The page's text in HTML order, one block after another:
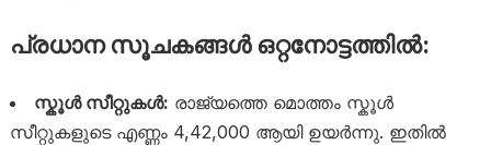
പ്രധാന സൂചകങ്ങൾ ഒറ്റനോട്ടത്തിൽ:
സ്കൂൾ സീറ്റുകൾ: രാജ്യത്തെ മൊത്തം സ്കൂൾ
സീറ്റുകളുടെ എണ്ണം 4,42,000 ആയി ഉയർന്നു. ഇതിൽ